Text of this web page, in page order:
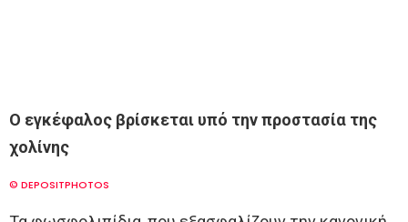
Ο εγκέφαλος βρίσκεται υπό την προστασία της
χολίνης
© DEPOSITPHOTOS